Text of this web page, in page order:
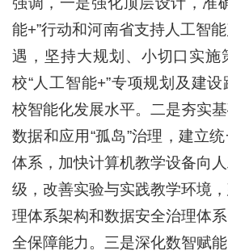
能+”行动和河南省支持人工智
遇，坚持大规划、小切口实施
校“人工智能+”专项规划及建
校智能化发展水平。二是夯实
数据和应用“孤岛”治理，建立
体系，加快计算机教学设备向
级，改善实验与实践教学环境
理体系架构和数据安全治理体
全保障能力。三是深化数智赋